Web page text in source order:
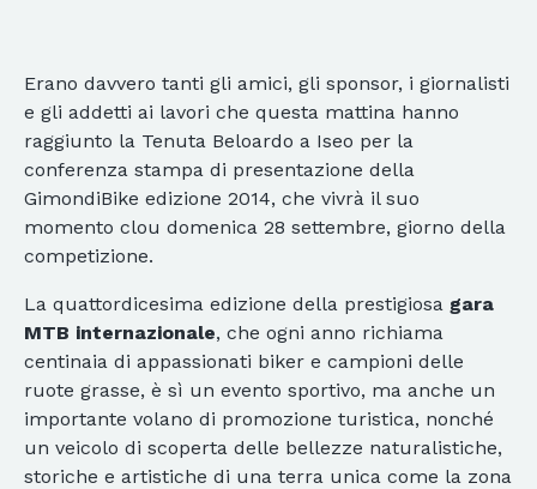
Erano davvero tanti gli amici, gli sponsor, i giornalisti
e gli addetti ai lavori che questa mattina hanno
raggiunto la Tenuta Beloardo a Iseo per la
conferenza stampa di presentazione della
GimondiBike edizione 2014, che vivrà il suo
momento clou domenica 28 settembre, giorno della
competizione.
La quattordicesima edizione della prestigiosa gara
MTB internazionale, che ogni anno richiama
centinaia di appassionati biker e campioni delle
ruote grasse, è sì un evento sportivo, ma anche un
importante volano di promozione turistica, nonché
un veicolo di scoperta delle bellezze naturalistiche,
storiche e artistiche di una terra unica come la zona